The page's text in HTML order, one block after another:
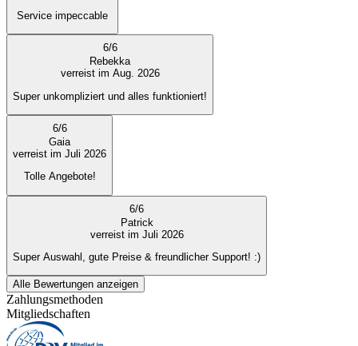
Service impeccable
6/6
Rebekka
verreist im Aug. 2026
Super unkompliziert und alles funktioniert!
6/6
Gaia
verreist im Juli 2026
Tolle Angebote!
6/6
Patrick
verreist im Juli 2026
Super Auswahl, gute Preise & freundlicher Support! :)
Alle Bewertungen anzeigen
Zahlungsmethoden
Mitgliedschaften